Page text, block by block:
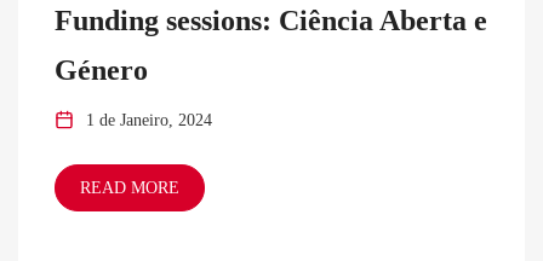
Funding sessions: Ciência Aberta e
Género
1 de Janeiro, 2024
READ MORE